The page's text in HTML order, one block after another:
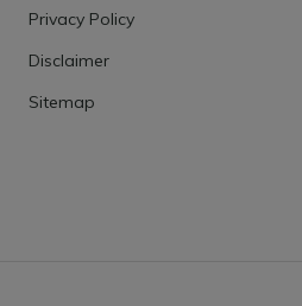
Privacy Policy
Disclaimer
Sitemap